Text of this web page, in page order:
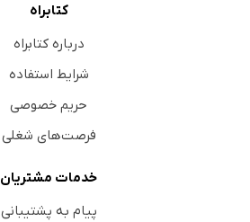
کتابراه
درباره کتابراه
شرایط استفاده
حریم خصوصی
فرصت‌های شغلی
خدمات مشتریان
پیام به پشتیبانی